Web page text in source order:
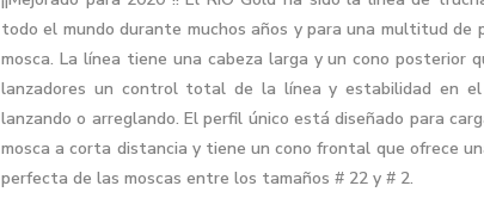
todo el mundo durante muchos años y para una multitud de
mosca. La línea tiene una cabeza larga y un cono posterior
lanzadores un control total de la línea y estabilidad en el
lanzando o arreglando. El perfil único está diseñado para
mosca a corta distancia y tiene un cono frontal que ofrece
perfecta de las moscas entre los tamaños # 22 y # 2.